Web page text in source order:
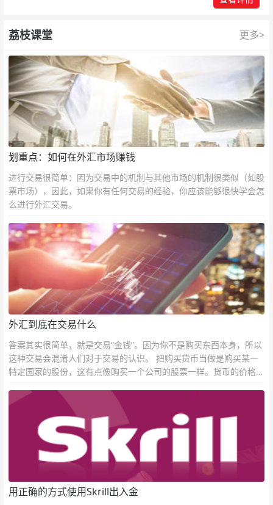
荔枝课堂 更多>
划重点：如何在外汇市场赚钱
进行交易很简单：因为交易中的机制与其他市场的机制很类似（如股
票市场），因此，如果你有任何交易的经验，你应该能够很快学会怎
么进行外汇交易。
外汇到底在交易什么
答案其实很简单，就是交易“金钱”。因为你不是购买东西本身，所以
这种交易会混淆人们对于交易的认识。 把购买货币当做是购买某一
特定国家的股份，这有点像购买一个公司的股票一样。货币的价格直
用正确的方式使用Skrill出入金